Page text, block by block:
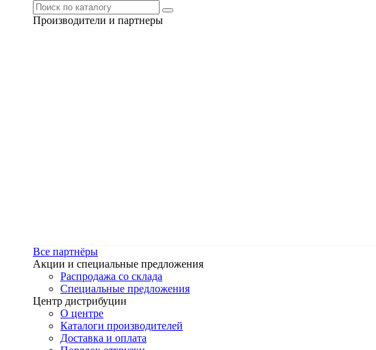
Производители и партнеры
Все партнёры
Акции и специальные предложения
Распродажа со склада
Специальные предложения
Центр дистрибуции
О центре
Каталоги производителей
Доставка и оплата